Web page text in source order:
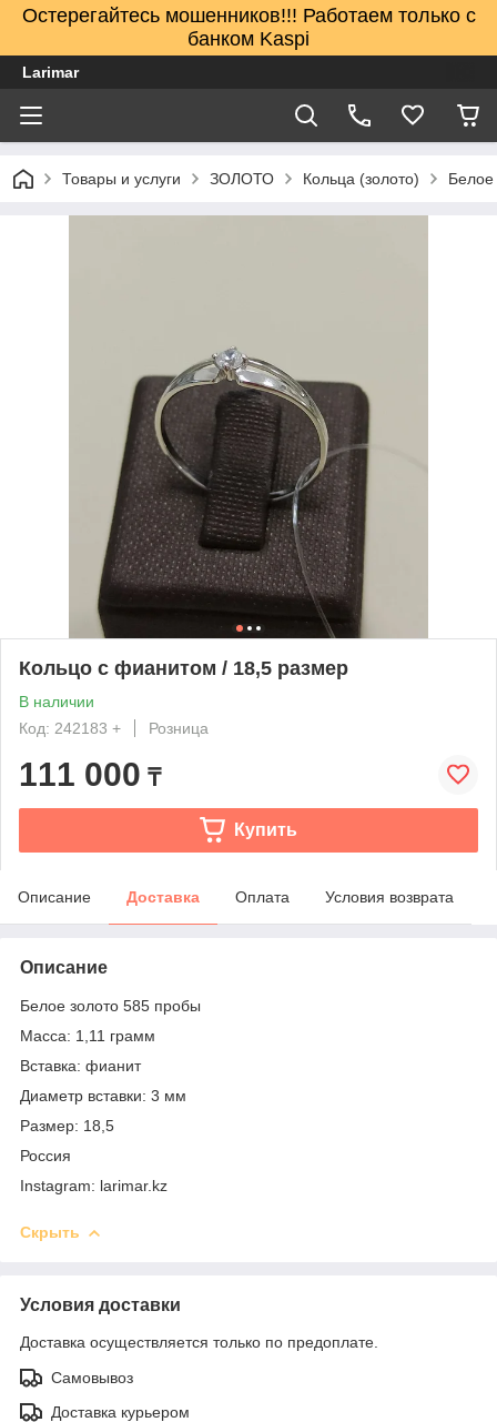
Остерегайтесь мошенников!!! Работаем только с
банком Kaspi
Larimar
Товары и услуги ЗОЛОТО Кольца (золото) Белое
Кольцо с фианитом / 18,5 размер
В наличии
Код: 242183 +
Розница
111 000 ₸
Купить
Описание Доставка Оплата Условия возврата
Описание
Белое золото 585 пробы
Масса: 1,11 грамм
Вставка: фианит
Диаметр вставки: 3 мм
Размер: 18,5
Россия
Instagram: larimar.kz
Скрыть
Условия доставки
Доставка осуществляется только по предоплате.
Самовывоз
Доставка курьером